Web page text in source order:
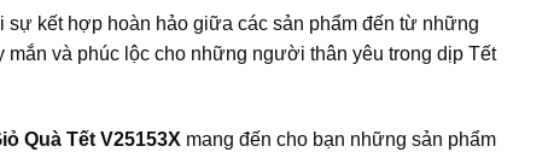
sự kết hợp hoàn hảo giữa các sản phẩm đến từ những
và phúc lộc cho những người thân yêu trong dịp Tết
Quà Tết V25153X mang đến cho bạn những sản phẩm